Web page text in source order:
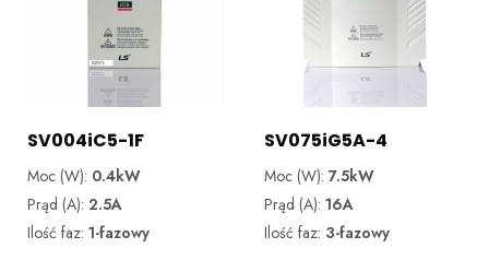
SV004iC5-1F
Moc (W): 0.4kW
Prąd (A): 2.5A
Ilość faz: 1-fazowy
SV075iG5A-4
Moc (W):7.5kW
Prąd (A):16A
Ilość faz: 3-fazowy